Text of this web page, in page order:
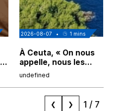
2026-08-07 • 1 mins
À Ceuta, « On nous
appelle, nous les
Espagnols d'origine
"musulmans"»
undefined
❮ ❯ 1 / 7